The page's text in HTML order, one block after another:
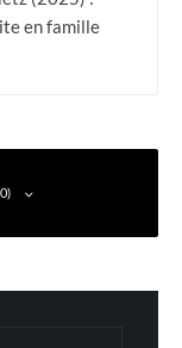
en famille